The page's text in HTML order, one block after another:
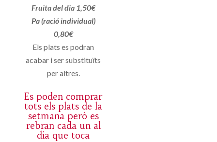
Fruita del dia 1,50€
Pa (ració individual)
0,80€
Els plats es podran
acabar i ser substituïts
per altres.
Es poden comprar
tots els plats de la
setmana però es
rebran cada un al
dia que toca